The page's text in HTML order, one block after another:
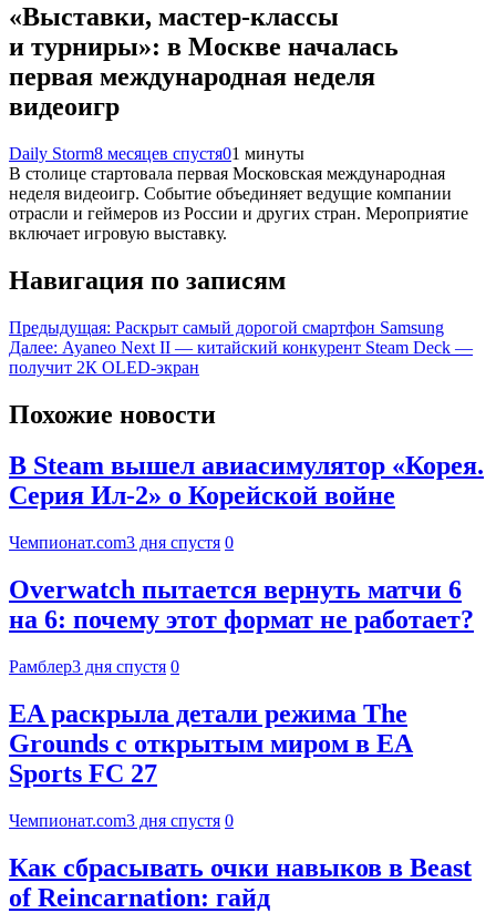
«Выставки, мастер-классы
и турниры»: в Москве началась
первая международная неделя
видеоигр
Daily Storm8 месяцев спустя01 минуты
В столице стартовала первая Московская международная
неделя видеоигр. Событие объединяет ведущие компании
отрасли и геймеров из России и других стран. Мероприятие
включает игровую выставку.
Навигация по записям
Предыдущая: Раскрыт самый дорогой смартфон Samsung
Далее: ​Ayaneo Next II — китайский конкурент Steam Deck —
получит 2К OLED-экран
Похожие новости
В Steam вышел авиасимулятор «Корея.
Серия Ил-2» о Корейской войне
Чемпионат.com3 дня спустя 0
Overwatch пытается вернуть матчи 6
на 6: почему этот формат не работает?
Рамблер3 дня спустя 0
EA раскрыла детали режима The
Grounds с открытым миром в EA
Sports FC 27
Чемпионат.com3 дня спустя 0
Как сбрасывать очки навыков в Beast
of Reincarnation: гайд